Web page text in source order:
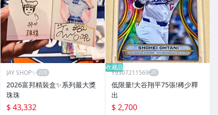
JAY SHOP✨
2026富邦精裝盒✨系列最大獎
珠珠
$ 43,332
收藏品
Y9307211569
低限量!大谷翔平75張!稀少釋
出
$ 2,700